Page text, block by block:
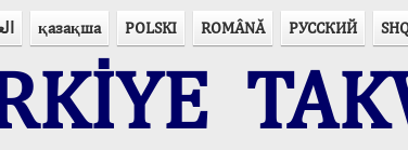
қазақша POLSKI ROMÂNĂ РУССКИЙ